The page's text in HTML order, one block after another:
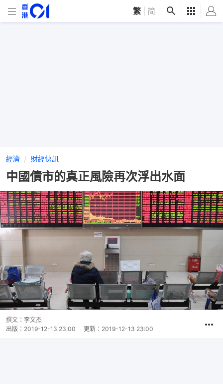
繁 简
經濟 財經快訊
中國債市的真正風險再次浮出水面
撰文： 李文杰
出版： 2019-12-13 23:00 更新： 2019-12-13 23:00